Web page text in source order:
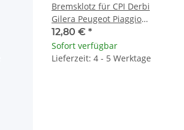
Bremsklotz für CPI Derbi
Gilera Peugeot Piaggio
Suzuki Yamaha
12,80 € *
Sofort verfügbar
Lieferzeit: 4 - 5 Werktage